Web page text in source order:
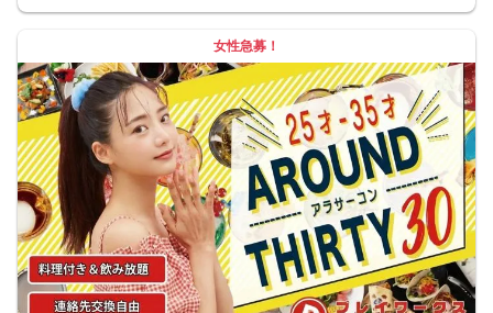
1. ２名様以上でのご参加は必ず同性同士でお申し込みください。
2. 服装の指定はございません。多くのお客様はカジュアルな格好でおこしになら
れています。
3. 開催判断はイベント前日の時点で男性３名・女性３名以上のお申し込みからに
なりますが、当日に参加者のキャンセルで比率が崩れた場合や開催判断人数を下
回った場合、一切返金などの保証はいたしませんのでご了承ください。
4. イベントページ内の「お申し込み状況」等はキャンセルなどで当日の参加人
数、男女比率と異なる可能性がございます。
5. 当日は店舗の外ではなく店舗内で受付いたします。店内に入り店員に「街コン
で来た」旨をお伝えください。
6. お釣りの用意はございませんので、出ないようにご準備お願いします。
7. 当日は年齢確認のできる身分証をお持ちください。イベントの対象年齢でない
ことが発覚した場合、参加費を全額徴収し返金はいたしかねます。
8. 15分以上の遅刻はキャンセルとみなす可能性があります。
9. 当日受付にお越しになってからのキャンセル、途中キャンセルは出来ません。
女性急募！